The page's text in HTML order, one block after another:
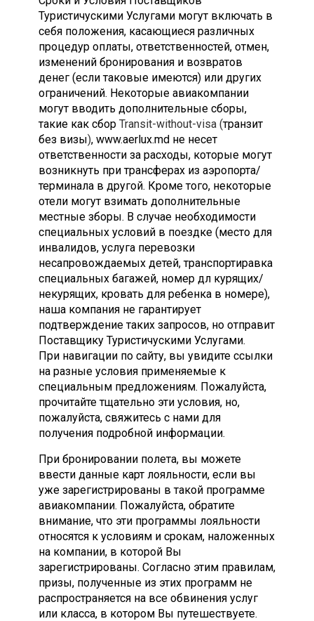
Туристичускими Услугами могут включать в
себя положения, касающиеся различных
процедур оплаты, ответственностей, отмен,
изменений бронирования и возвратов
денег (если таковые имеются) или других
ограничений. Некоторые авиакомпании
могут вводить дополнительные сборы,
такие как сбор Transit-without-visa (транзит
без визы), www.aerlux.md не несет
ответственности за расходы, которые могут
возникнуть при трансферах из аэропорта/
терминала в другой. Кроме того, некоторые
отели могут взимать дополнительные
местные зборы. В случае необходимости
специальных условий в поездке (место для
инвалидов, услуга перевозки
несапровождаемых детей, транспортиравка
специальных багажей, номер дл курящих/
некурящих, кровать для ребенка в номере),
наша компания не гарантирует
подтверждение таких запросов, но отправит
Поставщику Туристичускими Услугами.
При навигации по сайту, вы увидите ссылки
на разные условия применяемые к
специальным предложениям. Пожалуйста,
прочитайте тщательно эти условия, но,
пожалуйста, свяжитесь с нами для
получения подробной информации.
При бронировании полета, вы можете
ввести данные карт лояльности, если вы
уже зарегистрированы в такой программе
авиакомпании. Пожалуйста, обратите
внимание, что эти программы лояльности
относятся к условиям и срокам, наложенных
на компании, в которой Вы
зарегистрированы. Согласно этим правилам,
призы, полученные из этих программ не
распространяется на все обвинения услуг
или класса, в котором Вы путешествуете.